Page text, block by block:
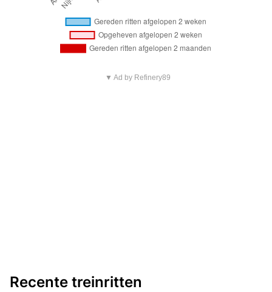
▼ Ad by Refinery89
Recente treinritten